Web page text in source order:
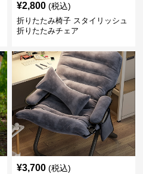
¥2,800 (税込)
折りたたみ椅子 スタイリッシュ
折りたたみチェア
¥3,700 (税込)